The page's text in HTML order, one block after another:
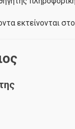
εκτείνονται